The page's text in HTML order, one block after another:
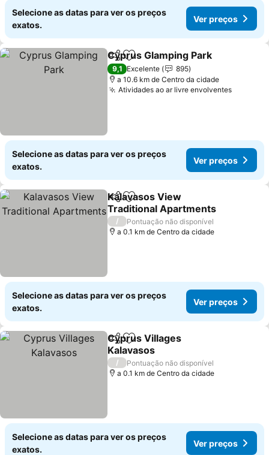
Selecione as datas para ver os preços
exatos.
Ver preços
PartilharAdicionar aos favoritos
Cyprus Glamping Park
9,1 Excelente
895
a 10.6 km de Centro da cidade
Atividades ao ar livre envolventes
Selecione as datas para ver os preços
exatos.
Ver preços
PartilharAdicionar aos favoritos
Kalavasos View
Traditional Apartments
/
Pontuação não disponível
a 0.1 km de Centro da cidade
Selecione as datas para ver os preços
exatos.
Ver preços
PartilharAdicionar aos favoritos
Cyprus Villages
Kalavasos
/
Pontuação não disponível
a 0.1 km de Centro da cidade
Selecione as datas para ver os preços
exatos.
Ver preços